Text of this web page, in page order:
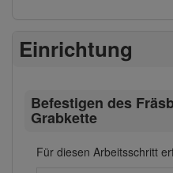
Einrichtung
Befestigen des
Grabkette
Für diesen Arbeitsschritt